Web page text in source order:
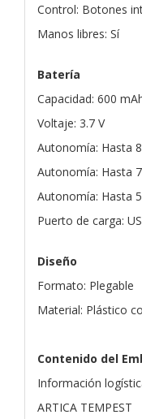
Control: Botones
Manos libres: Sí
Batería
Capacidad: 600
Voltaje: 3.7 V
Autonomía: Hasta
Autonomía: Hasta
Autonomía: Hasta
Puerto de carga:
Diseño
Formato: Plegable
Material: Plástico
Contenido del
Información
ARTICA TEMPEST